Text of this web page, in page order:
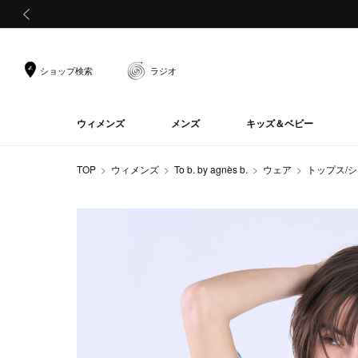
ショップ検索 ラジオ
ウィメンズ メンズ キッズ＆ベビー
TOP ウィメンズ To b. by agnès b. ウェア トップス/